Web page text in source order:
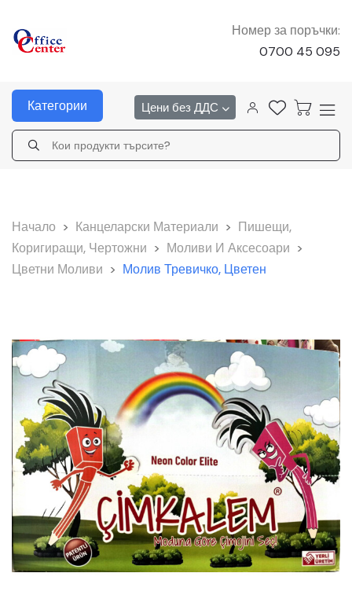
Номер за поръчки:
0700 45 095
Категории Цени без ДДС
Начало > Канцеларски Материали > Пишещи,
Коригиращи, Чертожни > Моливи И Аксесоари >
Цветни Моливи > Молив Тревичко, Цветен